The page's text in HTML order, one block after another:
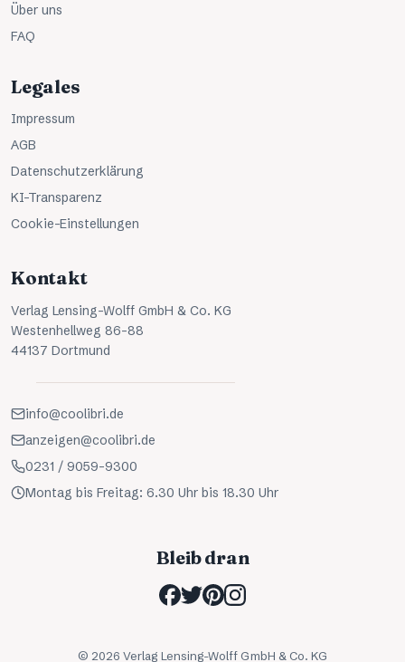
Über uns
FAQ
Legales
Impressum
AGB
Datenschutzerklärung
KI-Transparenz
Cookie-Einstellungen
Kontakt
Verlag Lensing-Wolff GmbH & Co. KG
Westenhellweg 86-88
44137 Dortmund
info@coolibri.de
anzeigen@coolibri.de
0231 / 9059-9300
Montag bis Freitag: 6.30 Uhr bis 18.30 Uhr
Bleib dran
© 2026 Verlag Lensing-Wolff GmbH & Co. KG